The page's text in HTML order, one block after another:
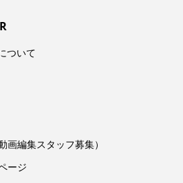
ついて
画編集スタッフ募集）
ージ